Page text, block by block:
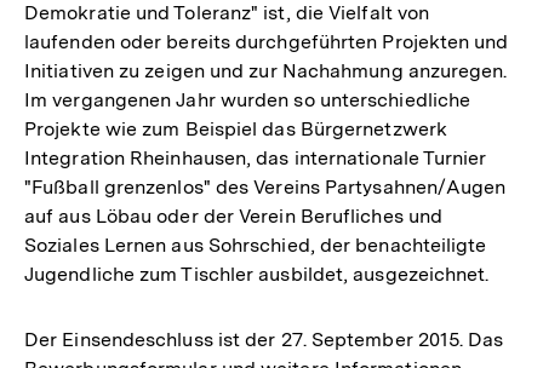
Demokratie und Toleranz" ist, die Vielfalt von
laufenden oder bereits durchgeführten Projekten und
Initiativen zu zeigen und zur Nachahmung anzuregen.
Im vergangenen Jahr wurden so unterschiedliche
Projekte wie zum Beispiel das Bürgernetzwerk
Integration Rheinhausen, das internationale Turnier
"Fußball grenzenlos" des Vereins Partysahnen/Augen
auf aus Löbau oder der Verein Berufliches und
Soziales Lernen aus Sohrschied, der benachteiligte
Jugendliche zum Tischler ausbildet, ausgezeichnet.
Der Einsendeschluss ist der 27. September 2015. Das